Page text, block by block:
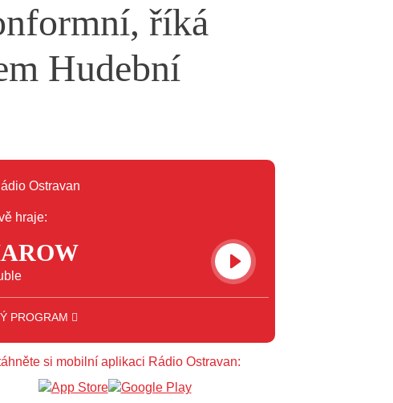
říká
Hudební
hraje:
PROGRAM
si mobilní aplikaci Rádio Ostravan: